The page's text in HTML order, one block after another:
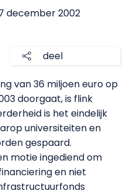
december 2002
deel
van 36 miljoen euro op
doorgaat, is flink
is het eindelijk
universiteiten en
gespaard.
motie ingediend om
en niet